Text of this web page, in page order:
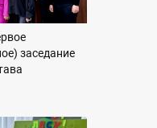
заседание